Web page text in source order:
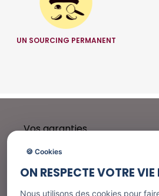
UN SOURCING PERMANENT
Vos garanties
Besoin d'aide ?
🍪 Cookies
ON RESPECTE VOTRE VIE
Nous utilisons des cookies pour